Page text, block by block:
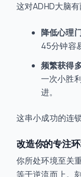
这对ADHD大脑
降低心理门
45分钟容
频繁获得
一次小胜
进。
这串小成功的连
改造你的专注
你所处环境至关
等于逆流而上。